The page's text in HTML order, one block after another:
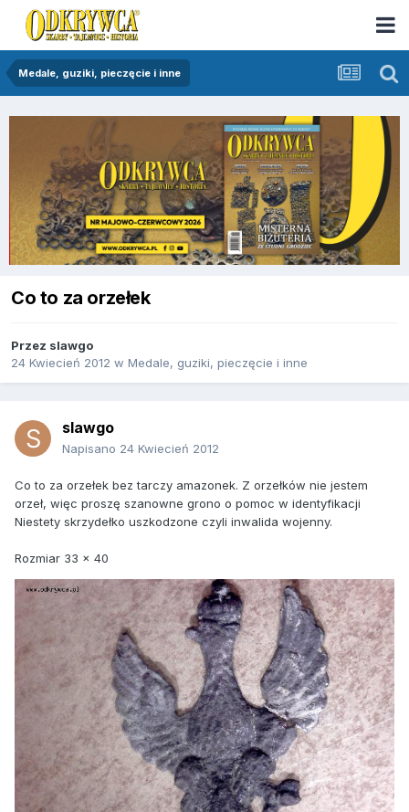
Medale, guziki, pieczęcie i inne
Co to za orzełek
Przez slawgo
24 Kwiecień 2012 w Medale, guziki, pieczęcie i inne
slawgo
Napisano 24 Kwiecień 2012
Co to za orzełek bez tarczy amazonek. Z orzełków nie jestem
orzeł, więc proszę szanowne grono o pomoc w identyfikacji
Niestety skrzydełko uszkodzone czyli inwalida wojenny.
Rozmiar 33 x 40